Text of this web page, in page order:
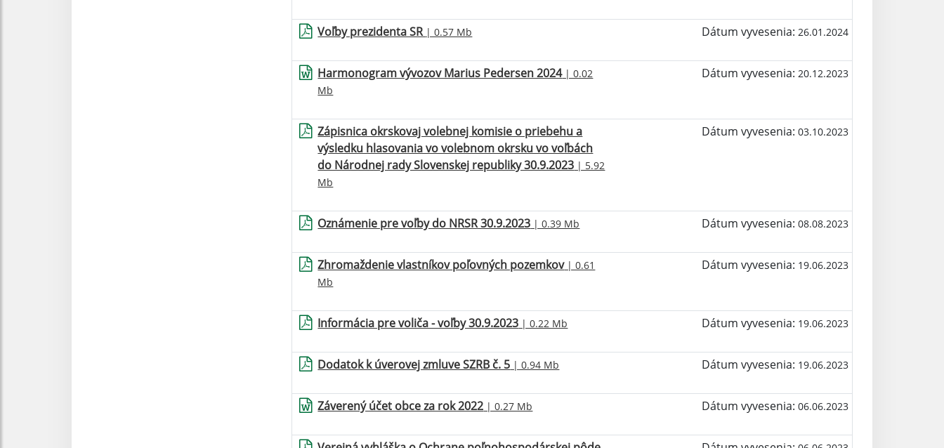
Voľby prezidenta SR | 0.57 Mb Dátum vyvesenia: 26.01.2024
Harmonogram vývozov Marius Pedersen 2024| 0.02
Mb
Dátum vyvesenia: 20.12.2023
Zápisnica okrskovaj volebnej komisie o priebehu a
výsledku hlasovania vo volebnom okrsku vo voľbách
do Národnej rady Slovenskej republiky 30.9.2023 | 5.92
Mb
Dátum vyvesenia: 03.10.2023
Oznámenie pre voľby do NRSR 30.9.2023 | 0.39 Mb Dátum vyvesenia: 08.08.2023
Zhromaždenie vlastníkov poľovných pozemkov| 0.61
Mb
Dátum vyvesenia: 19.06.2023
Informácia pre voliča - voľby 30.9.2023 | 0.22 Mb Dátum vyvesenia: 19.06.2023
Dodatok k úverovej zmluve SZRB č. 5 | 0.94 Mb Dátum vyvesenia: 19.06.2023
Záverený účet obce za rok 2022 | 0.27 Mb Dátum vyvesenia: 06.06.2023